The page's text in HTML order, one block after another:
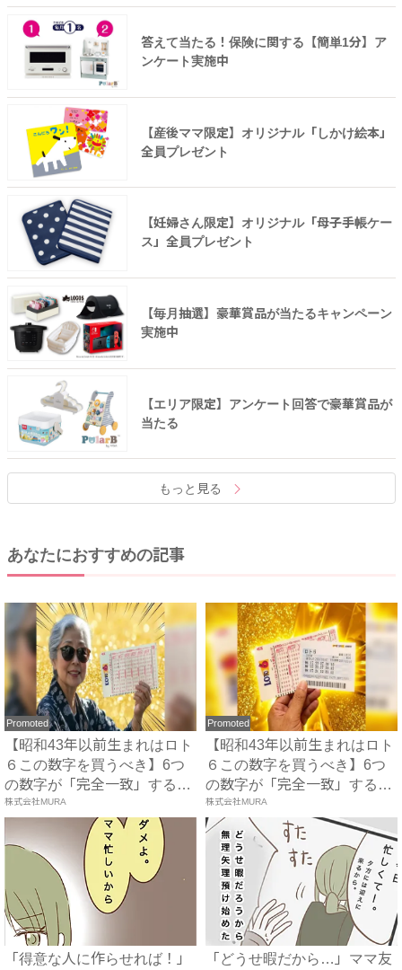
答えて当たる！保険に関する【簡単1分】ア
ンケート実施中
【産後ママ限定】オリジナル「しかけ絵本」
全員プレゼント
【妊婦さん限定】オリジナル「母子手帳ケー
ス」全員プレゼント
【毎月抽選】豪華賞品が当たるキャンペーン
実施中
【エリア限定】アンケート回答で豪華賞品が
当たる
もっと見る
あなたにおすすめの記事
Promoted
【昭和43年以前生まれはロト
６この数字を買うべき】6つ
の数字が「完全一致」する
方...
株式会社MURA
Promoted
【昭和43年以前生まれはロト
６この数字を買うべき】6つ
の数字が「完全一致」する
方...
株式会社MURA
「得意な人に作らせれば！」
「どうせ暇だから…」ママ友